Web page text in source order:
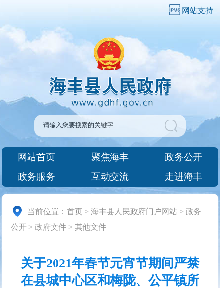
网站支持
网站首页 聚焦海丰
政务公开
政务服务
互动交流 走进海丰
当前位置：首页 >海丰县人民政府门户网站 >政务
公开 >政府文件 >其他文件
关于2021年春节元宵节期间严禁
在县城中心区和梅陇、公平镇所